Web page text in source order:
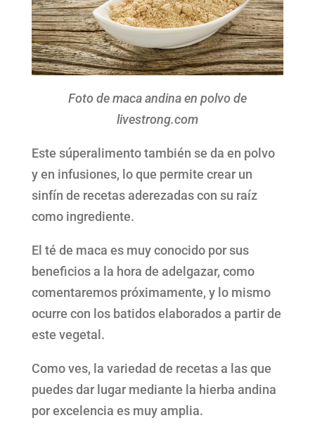
Foto de maca andina en polvo de
livestrong.com
Este súperalimento también se da en polvo
y en infusiones, lo que permite crear un
sinfín de recetas aderezadas con su raíz
como ingrediente.
El té de maca es muy conocido por sus
beneficios a la hora de adelgazar, como
comentaremos próximamente, y lo mismo
ocurre con los batidos elaborados a partir de
este vegetal.
Como ves, la variedad de recetas a las que
puedes dar lugar mediante la hierba andina
por excelencia es muy amplia.